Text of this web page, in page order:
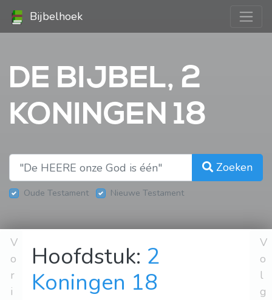
Bijbelhoek
DE BIJBEL, 2
KONINGEN 18
Zoeken
Oude Testament Nieuwe Testament
V
o
r
i
Hoofdstuk: 2
Koningen 18
V
o
l
g